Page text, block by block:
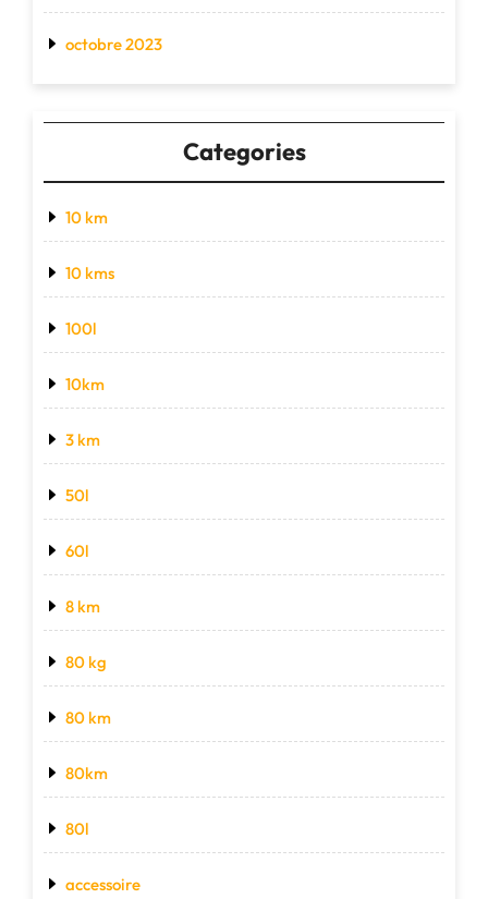
octobre 2023
Categories
10 km
10 kms
100l
10km
3 km
50l
60l
8 km
80 kg
80 km
80km
80l
accessoire